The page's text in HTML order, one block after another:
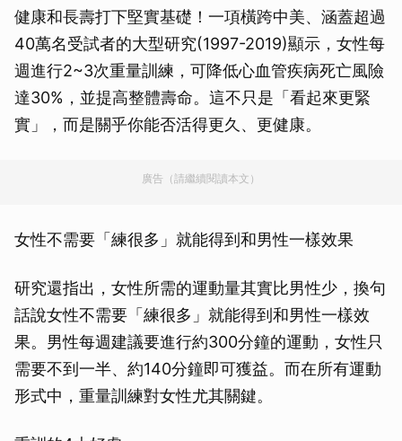
健康和長壽打下堅實基礎！一項橫跨中美、涵蓋超過
40萬名受試者的大型研究(1997-2019)顯示，女性每
週進行2~3次重量訓練，可降低心血管疾病死亡風險
達30%，並提高整體壽命。這不只是「看起來更緊
實」，而是關乎你能否活得更久、更健康。
廣告（請繼續閱讀本文）
女性不需要「練很多」就能得到和男性一樣效果
研究還指出，女性所需的運動量其實比男性少，換句
話說女性不需要「練很多」就能得到和男性一樣效
果。男性每週建議要進行約300分鐘的運動，女性只
需要不到一半、約140分鐘即可獲益。而在所有運動
形式中，重量訓練對女性尤其關鍵。